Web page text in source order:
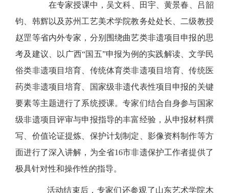
在专家授课中，吴文科、田宇、黄景春、吕韶
钧、韩辉以及苏州工艺美术学院教务处处长、二级教授
赵罡等省内外专家，分别围绕曲艺类非遗项目申报的思
考及建议、以广西“国五”申报为例的实践解读、文学民
俗类非遗项目培育、传统体育类非遗项目培育、传统医
药类非遗项目培育、国家级非遗代表性项目申报的关键
要素等主题进行了系统授课。专家们结合自身参与国家
级非遗项目评审与申报指导的丰富经验，从申报材料撰
写、价值论证提炼、保护计划制定、影像资料制作等方
面进行了深入讲解，为全省16市非遗保护工作者提供了
极具针对性和操作性的指导。
活动结束后，专家们还参观了山东艺术学院木